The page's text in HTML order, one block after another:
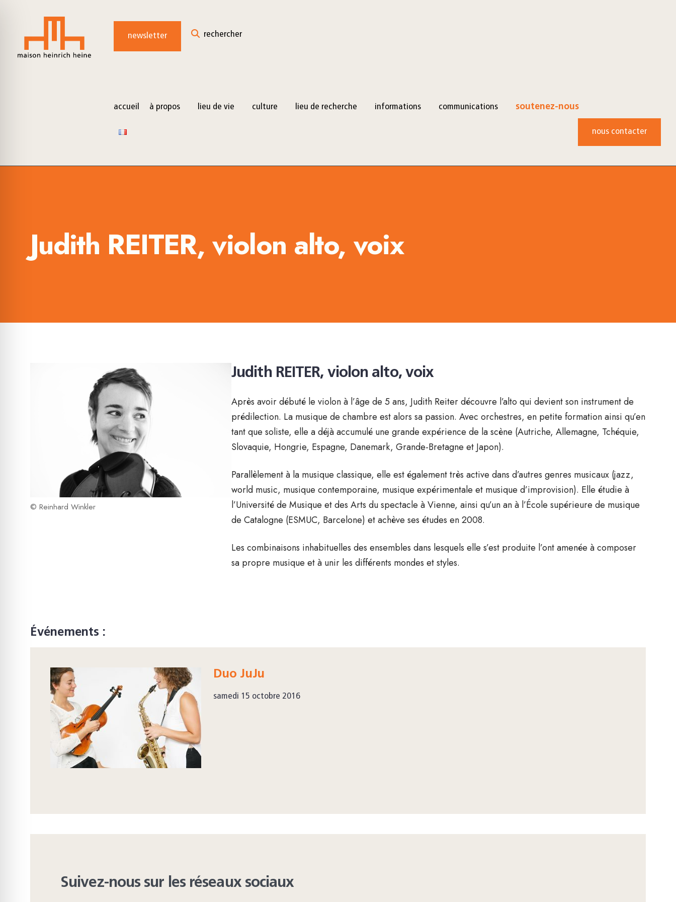
content
newsletter rechercher
accueil à propos lieu de vie culture lieu de recherche informations communications soutenez-nous
nous contacter
Judith REITER, violon alto, voix
© Reinhard Winkler
Judith REITER, violon alto, voix
Après avoir débuté le violon à l’âge de 5 ans, Judith Reiter découvre l’alto qui devient son instrument de
prédilection. La musique de chambre est alors sa passion. Avec orchestres, en petite formation ainsi qu’en
tant que soliste, elle a déjà accumulé une grande expérience de la scène (Autriche, Allemagne, Tchéquie,
Slovaquie, Hongrie, Espagne, Danemark, Grande-Bretagne et Japon).
Parallèlement à la musique classique, elle est également très active dans d’autres genres musicaux (jazz,
world music, musique contemporaine, musique expérimentale et musique d’improvision). Elle étudie à
l’Université de Musique et des Arts du spectacle à Vienne, ainsi qu’un an à l’École supérieure de musique
de Catalogne (ESMUC, Barcelone) et achève ses études en 2008.
Les combinaisons inhabituelles des ensembles dans lesquels elle s’est produite l’ont amenée à composer
sa propre musique et à unir les différents mondes et styles.
Événements :
Duo JuJu
samedi 15 octobre 2016
Suivez-nous sur les réseaux sociaux